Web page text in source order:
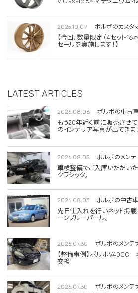
2025.10.09 ボルボのカスタ
【今回、数量限定（4セット
セールを実施します！】
LATEST ARTICLES
2026.08.06 ボルボの中古
もう20年近く前に販売させ
のインテリア写真が出てきま
2026.08.05 ボルボのメンテ
車検整備でご入庫いただい
クラシック。
2026.08.03 ボルボの中古
先日仕入れを行いネット掲
ーンブルーパール。
2026.07.30 ボルボのメンテ
【整備事例】ボルボV40CC
交換
2026.07.30 ボルボのメンテ